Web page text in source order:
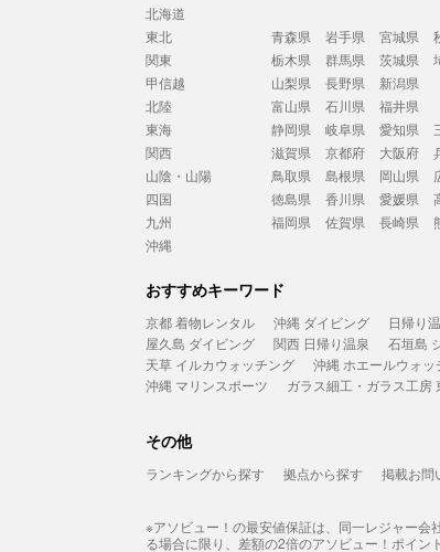
北海道
東北
青森県 岩手県 宮城県
関東
栃木県 群馬県 茨城県
甲信越
山梨県 長野県
新潟県
北陸
富山県 石川県
福井県
東海
静岡県 岐阜県 愛知県
関西
滋賀県 京都府 大阪府
山陰・山陽
鳥取県 島根県 岡山県
四国
徳島県 香川県 愛媛県
九州
福岡県 佐賀県 長崎県
沖縄
おすすめキーワード
京都 着物レンタル 沖縄 ダイビング 日帰り
屋久島 ダイビング
関西 日帰り温泉 石垣島
天草 イルカウォッチング
沖縄 ホエールウォッ
沖縄 マリンスポーツ
ガラス細工・ガラス工房
その他
ランキングから探す 拠点から探す 掲載お問
※アソビュー！の最安値保証は、同一レジャー
る場合に限り、差額の2倍のアソビュー！ポイ